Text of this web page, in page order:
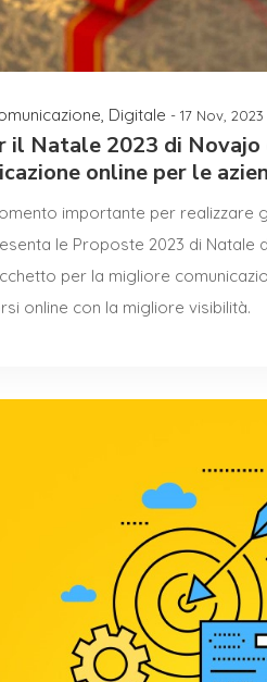
, Digitale - 17 Nov, 2023
il Natale 2023 di
online per le
importante per realizzare
le Proposte 2023 di
per la migliore
online con la migliore visibilità.